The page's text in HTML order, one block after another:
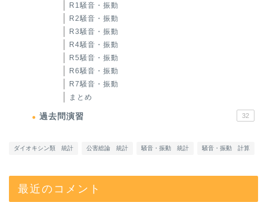
R1騒音・振動
R2騒音・振動
R3騒音・振動
R4騒音・振動
R5騒音・振動
R6騒音・振動
R7騒音・振動
まとめ
過去問演習 32
ダイオキシン類 統計 公害総論 統計 騒音・振動 統計 騒音・振動 計算
最近のコメント